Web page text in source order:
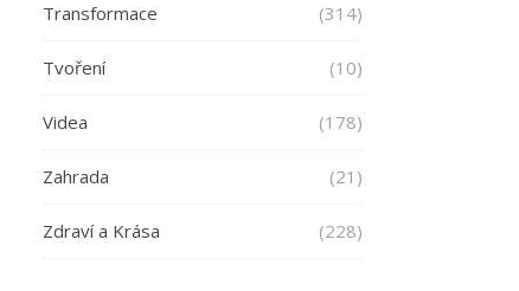
Transformace (314)
Tvoření (10)
Videa (178)
Zahrada (21)
Zdraví a Krása (228)